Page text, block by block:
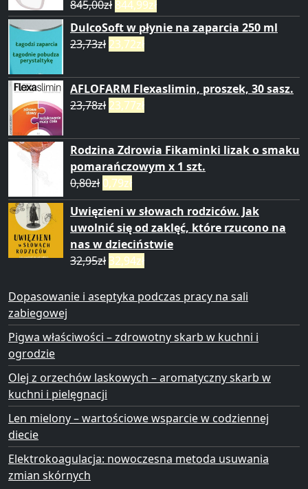
845,00zł 844,99zł
DulcoSoft w płynie na zaparcia 250 ml
23,73zł 23,72zł
AFLOFARM Flexaslimin, proszek, 30 sasz.
23,78zł 23,77zł
Rodzina Zdrowia Fikaminki lizak o smaku
pomarańczowym x 1 szt.
0,80zł 0,79zł
Uwięzieni w słowach rodziców. Jak
uwolnić się od zaklęć, które rzucono na
nas w dzieciństwie
32,95zł 32,94zł
Dopasowanie i aseptyka podczas pracy na sali
zabiegowej
Pigwa właściwości – zdrowotny skarb w kuchni i
ogrodzie
Olej z orzechów laskowych – aromatyczny skarb w
kuchni i pielęgnacji
Len mielony – wartościowe wsparcie w codziennej
diecie
Elektrokoagulacja: nowoczesna metoda usuwania
zmian skórnych